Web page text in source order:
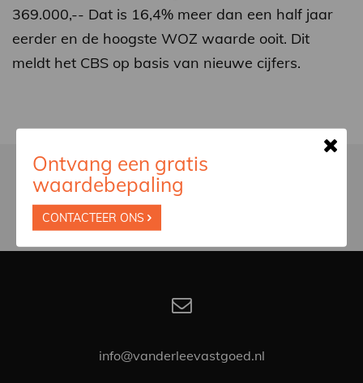
Ontvang een gratis
waardebepaling
CONTACTEER ONS
369.000,-- Dat is 16,4% meer dan een half jaar
eerder en de hoogste WOZ waarde ooit. Dit
meldt het CBS op basis van nieuwe cijfers.
info@vanderleevastgoed.nl